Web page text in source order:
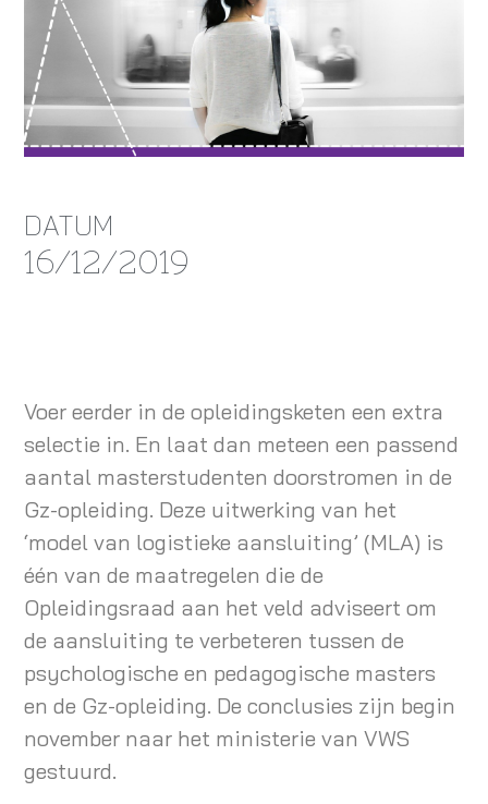
DATUM
16/12/2019
Voer eerder in de opleidingsketen een extra
selectie in. En laat dan meteen een passend
aantal masterstudenten doorstromen in de
Gz-opleiding. Deze uitwerking van het
‘model van logistieke aansluiting’ (MLA) is
één van de maatregelen die de
Opleidingsraad aan het veld adviseert om
de aansluiting te verbeteren tussen de
psychologische en pedagogische masters
en de Gz-opleiding. De conclusies zijn begin
november naar het ministerie van VWS
gestuurd.